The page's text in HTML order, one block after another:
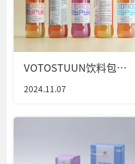
VOTOSTUUN饮料包装
2024.11.07